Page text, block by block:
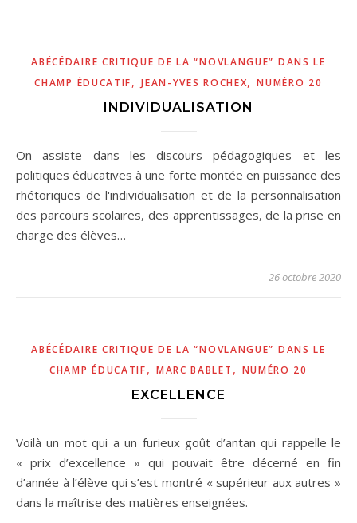
ABÉCÉDAIRE CRITIQUE DE LA “NOVLANGUE” DANS LE
CHAMP ÉDUCATIF,JEAN-YVES ROCHEX,NUMÉRO 20
INDIVIDUALISATION
On assiste dans les discours pédagogiques et les
politiques éducatives à une forte montée en puissance des
rhétoriques de l'individualisation et de la personnalisation
des parcours scolaires, des apprentissages, de la prise en
charge des élèves…
26 octobre 2020
ABÉCÉDAIRE CRITIQUE DE LA “NOVLANGUE” DANS LE
CHAMP ÉDUCATIF, MARC BABLET , NUMÉRO 20
EXCELLENCE
Voilà un mot qui a un furieux goût d’antan qui rappelle le
« prix d’excellence » qui pouvait être décerné en fin
d’année à l’élève qui s’est montré « supérieur aux autres »
dans la maîtrise des matières enseignées.